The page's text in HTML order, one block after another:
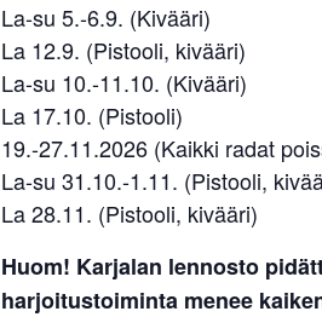
La-su 5.-6.9. (Kivääri)
La 12.9. (Pistooli, kivääri)
La-su 10.-11.10. (Kivääri)
La 17.10. (Pistooli)
19.-27.11.2026 (Kaikki radat
La-su 31.10.-1.11. (Pistooli,
La 28.11. (Pistooli, kivääri)
Huom! Karjalan lennosto
harjoitustoiminta menee